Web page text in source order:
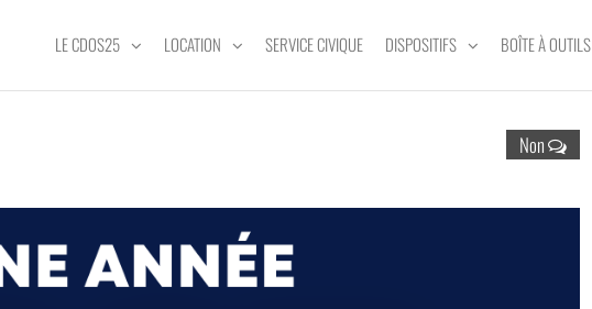
LE CDOS25 LOCATION SERVICE CIVIQUE DISPOSITIFS BOÎTE À OUTILS
Non